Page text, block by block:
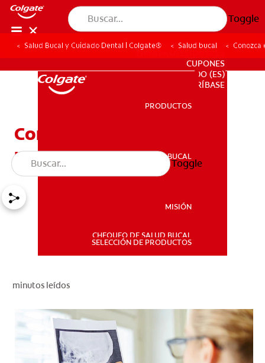
Toggle
SALUD BUCAL
PARA PROFESIONALES
PARA PROFESIONALES
CUPONES
DO (ES)
SUSCRÍBASE
PRODUCTOS
SALUD BUCAL
MISIÓN
CHEQUEO DE SALUD BUCAL
SELECCIÓN DE PRODUCTOS
Toggle
Salud Bucal y Cuidado Dental | Colgate® Salud bucal
Conozca el foramen
mandibular
minutos leídos